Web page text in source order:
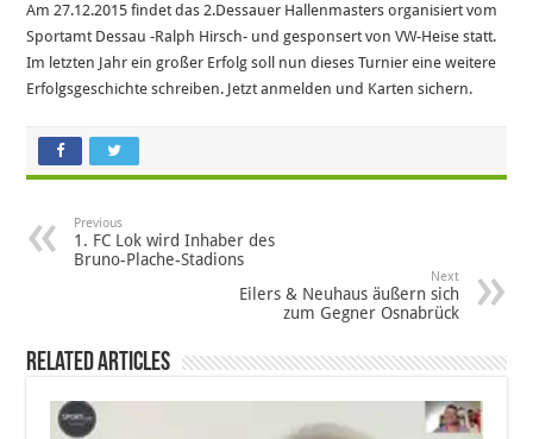
Masters
am
27.12.2015
in
Am 27.12.2015 findet das 2.Dessauer Hallenmasters organisiert vom
Sportamt Dessau -Ralph Hirsch- und gesponsert von VW-Heise statt.
Im letzten Jahr ein großer Erfolg soll nun dieses Turnier eine weitere
Erfolgsgeschichte schreiben. Jetzt anmelden und Karten sichern.
Previous
1. FC Lok wird Inhaber des
Bruno-Plache-Stadions
Next
Eilers & Neuhaus äußern sich
zum Gegner Osnabrück
Related Articles